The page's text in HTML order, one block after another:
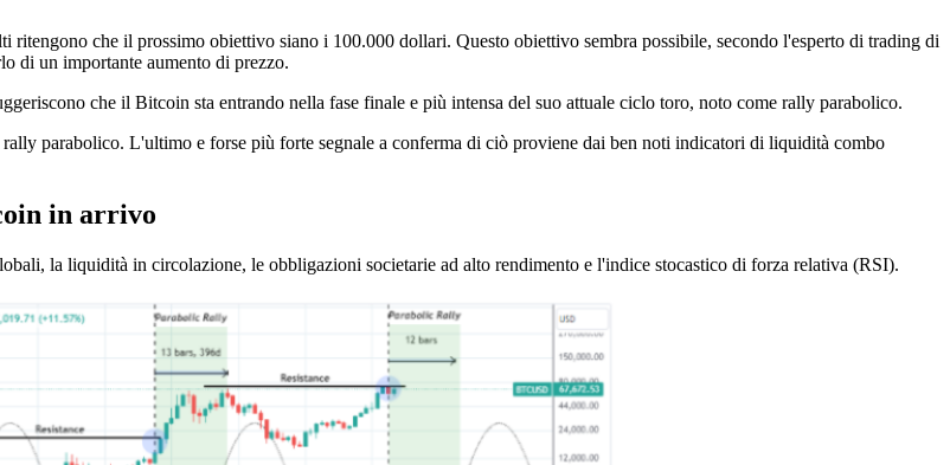
che il prossimo obiettivo siano i 100.000 dollari. Questo obiettivo sembra possibile, secondo l'esperto di trading di
di un importante aumento di prezzo.
che il Bitcoin sta entrando nella fase finale e più intensa del suo attuale ciclo toro, noto come rally parabolico.
parabolico. L'ultimo e forse più forte segnale a conferma di ciò proviene dai ben noti indicatori di liquidità combo
in arrivo
la liquidità in circolazione, le obbligazioni societarie ad alto rendimento e l'indice stocastico di forza relativa (RSI).